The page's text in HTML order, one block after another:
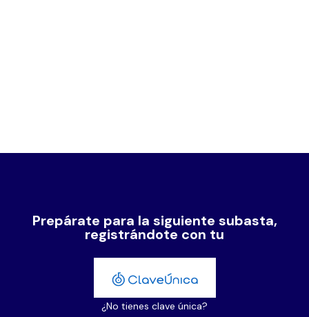
Prepárate para la siguiente subasta,
registrándote con tu
¿No tienes clave única?